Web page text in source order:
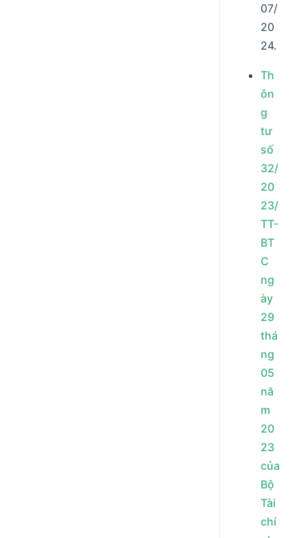
07/
20
24.
Th
ôn
g
tư
số
32/
20
23/
TT-
BT
C
ng
ày
29
thá
ng
05
nă
m
20
23
của
Bộ
Tài
chí